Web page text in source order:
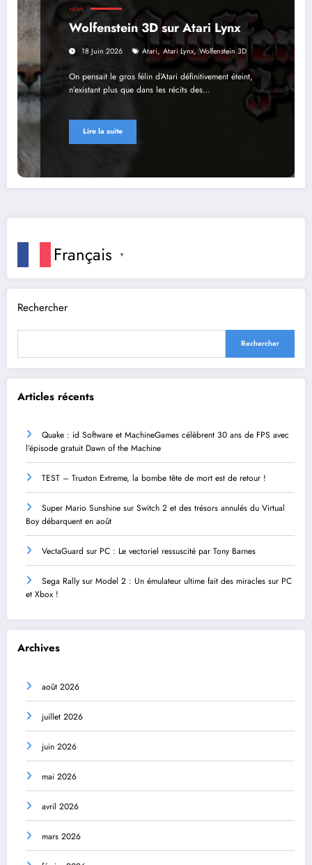
NEWS
Wolfenstein 3D sur Atari Lynx
18 Juin 2026 Atari,Atari Lynx, Wolfenstein 3D
On pensait le gros félin d’Atari définitivement éteint,
n’existant plus que dans les récits des…
Lire la suite
Français ▼
Rechercher
Rechercher
Articles récents
Quake : id Software et MachineGames célèbrent 30 ans de FPS avec
l’épisode gratuit Dawn of the Machine
TEST – Truxton Extreme, la bombe tête de mort est de retour !
Super Mario Sunshine sur Switch 2 et des trésors annulés du Virtual
Boy débarquent en août
VectaGuard sur PC : Le vectoriel ressuscité par Tony Barnes
Sega Rally sur Model 2 : Un émulateur ultime fait des miracles sur PC
et Xbox !
Archives
août 2026
juillet 2026
juin 2026
mai 2026
avril 2026
mars 2026